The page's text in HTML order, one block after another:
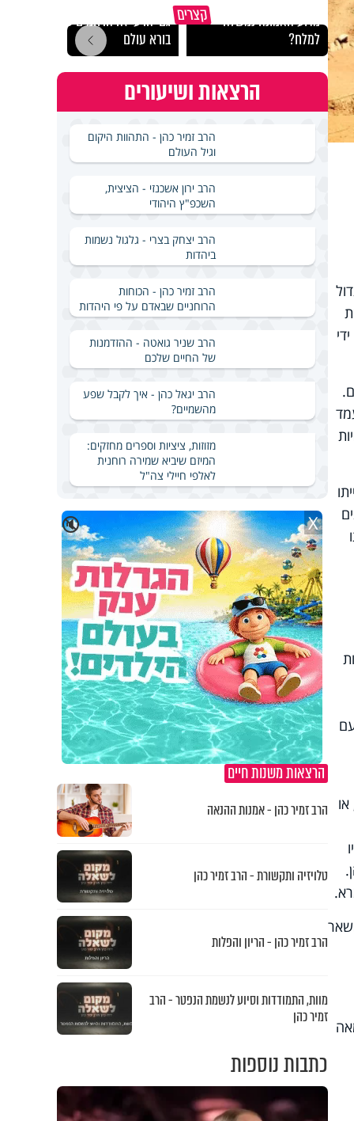
קצרים
מדוע האמונה נמשלה
למלח?
גם ׳הרע׳ זה הרחמים של
בורא עולם
הרצאות ושיעורים
הרב זמיר כהן - התהוות היקום
וגיל העולם
הרב ירון אשכנזי - הציצית,
השכפ"ץ היהודי
הרב יצחק בצרי - גלגול נשמות
ביהדות
הרב זמיר כהן - הכוחות
הרוחניים שבאדם על פי היהדות
הרב שניר גואטה - ההזדמנות
של החיים שלכם
הרב יגאל כהן - איך לקבל שפע
מהשמיים?
מזוזות, ציציות וספרים מחזקים:
המיזם שיביא שמירה רוחנית
לאלפי חיילי צה"ל
🔇 X
הרצאות משנות חיים
הרב זמיר כהן - אמנות ההנאה
טלויזיה ותקשורת - הרב זמיר כהן
הרב זמיר כהן - הריון והפלות
מוות, התמודדות וסיוע לנשמת הנפטר - הרב
זמיר כהן
כתבות נוספות